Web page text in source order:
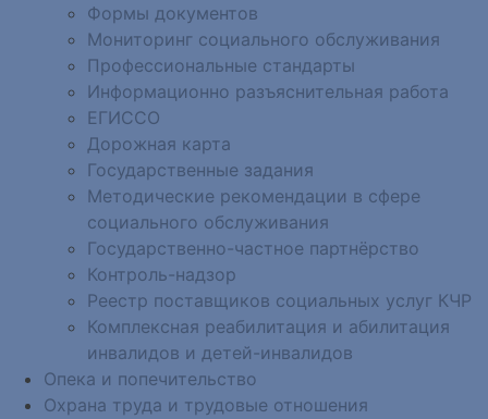
Формы документов
Мониторинг социального обслуживания
Профессиональные стандарты
Информационно разъяснительная работа
ЕГИССО
Дорожная карта
Государственные задания
Методические рекомендации в сфере
социального обслуживания
Государственно-частное партнёрство
Контроль-надзор
Реестр поставщиков социальных услуг КЧР
Комплексная реабилитация и абилитация
инвалидов и детей-инвалидов
Опека и попечительство
Охрана труда и трудовые отношения